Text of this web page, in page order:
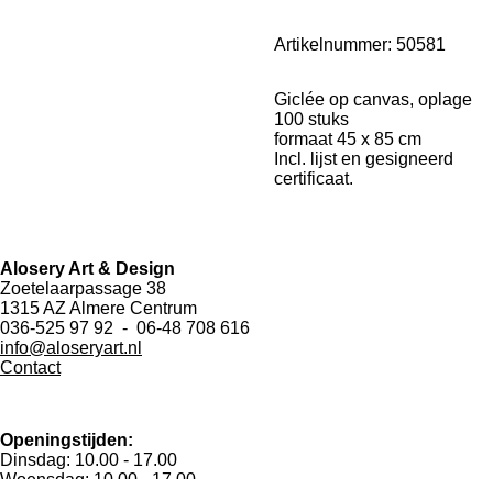
Artikelnummer: 50581
Giclée op canvas, oplage
100 stuks
formaat 45 x 85 cm
Incl. lijst en gesigneerd
certificaat.
Alosery Art & Design
Zoetelaarpassage 38
1315 AZ Almere Centrum
036-525 97 92 - 06-48 708 616
info@aloseryart.nl
Contact
Openingstijden:
Dinsdag: 10.00 - 17.00